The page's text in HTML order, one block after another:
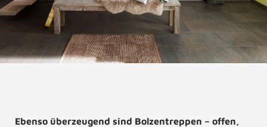
Ebenso überzeugend sind Bolzentreppen – offen,